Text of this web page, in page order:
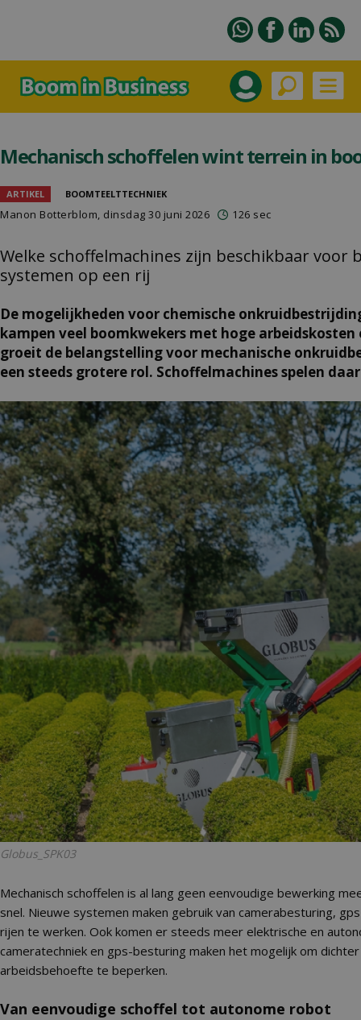
Mechanisch schoffelen wint terrein in
ARTIKEL BOOMTEELTTECHNIEK
Manon Botterblom, dinsdag 30 juni 2026 126 sec
Welke schoffelmachines zijn beschikbaar voor
systemen op een rij
De mogelijkheden voor chemische
kampen veel boomkwekers met hoge
groeit de belangstelling voor mechanische
een steeds grotere rol. Schoffelmachines spelen
Globus_SPK03
Mechanisch schoffelen is al lang geen eenvoudige bewerking
snel. Nieuwe systemen maken gebruik van camerabesturing,
rijen te werken. Ook komen er steeds meer elektrische en
cameratechniek en gps-besturing maken het mogelijk om
arbeidsbehoefte te beperken.
Van eenvoudige schoffel tot autonome robot